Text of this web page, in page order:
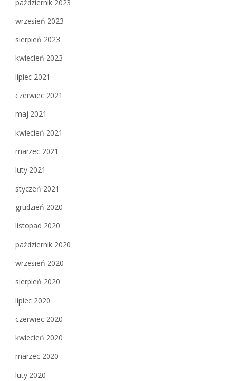
październik 2023
wrzesień 2023
sierpień 2023
kwiecień 2023
lipiec 2021
czerwiec 2021
maj 2021
kwiecień 2021
marzec 2021
luty 2021
styczeń 2021
grudzień 2020
listopad 2020
październik 2020
wrzesień 2020
sierpień 2020
lipiec 2020
czerwiec 2020
kwiecień 2020
marzec 2020
luty 2020